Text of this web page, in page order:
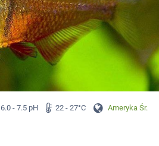
6.0 - 7.5 pH 22 - 27°C Ameryka Śr.